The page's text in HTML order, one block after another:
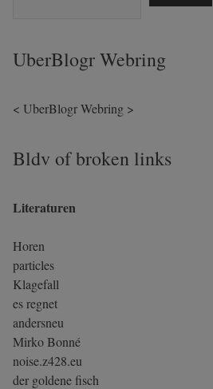
UberBlogr Webring
< UberBlogr Webring >
Bldv of broken links
Literaturen
Horen
particles
Klagefall
es regnet
andersneu
Mirko Bonné
noise.z428.eu
der goldene fisch